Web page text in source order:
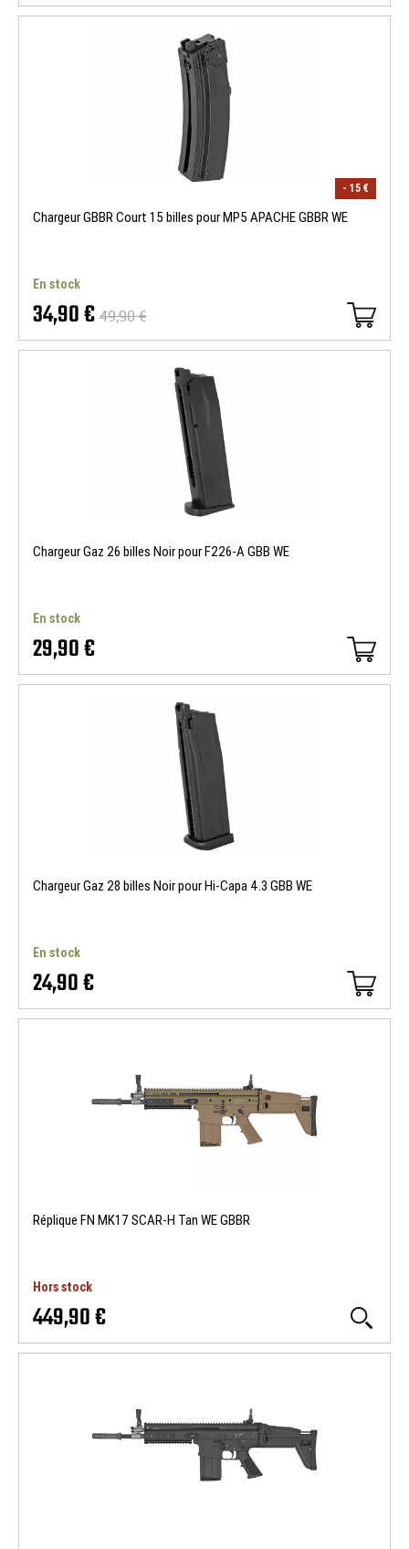
- 15 €
Chargeur GBBR Court 15 billes pour MP5 APACHE GBBR WE
En stock
34,90 € 49,90 €
Chargeur Gaz 26 billes Noir pour F226-A GBB WE
En stock
29,90 €
Chargeur Gaz 28 billes Noir pour Hi-Capa 4.3 GBB WE
En stock
24,90 €
Réplique FN MK17 SCAR-H Tan WE GBBR
Hors stock
449,90 €